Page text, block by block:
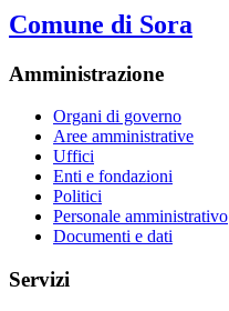
Comune di Sora
Amministrazione
Organi di governo
Aree amministrative
Uffici
Enti e fondazioni
Politici
Personale amministrativo
Documenti e dati
Servizi